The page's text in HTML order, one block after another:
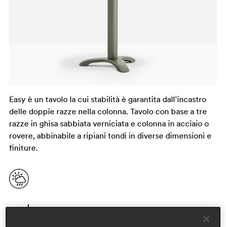
Easy è un tavolo la cui stabilità è garantita dall'incastro
delle doppie razze nella colonna. Tavolo con base a tre
razze in ghisa sabbiata verniciata e colonna in acciaio o
rovere, abbinabile a ripiani tondi in diverse dimensioni e
finiture.